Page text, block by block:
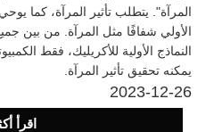
المرآة". يتطلب تأثير المرآة، كما
الأولي شفافًا مثل المرآة. من بين
النماذج الأولية للأكريليك، فقط
يمكنه تحقيق تأثير المرآة.
2023-12-26
اقرأ